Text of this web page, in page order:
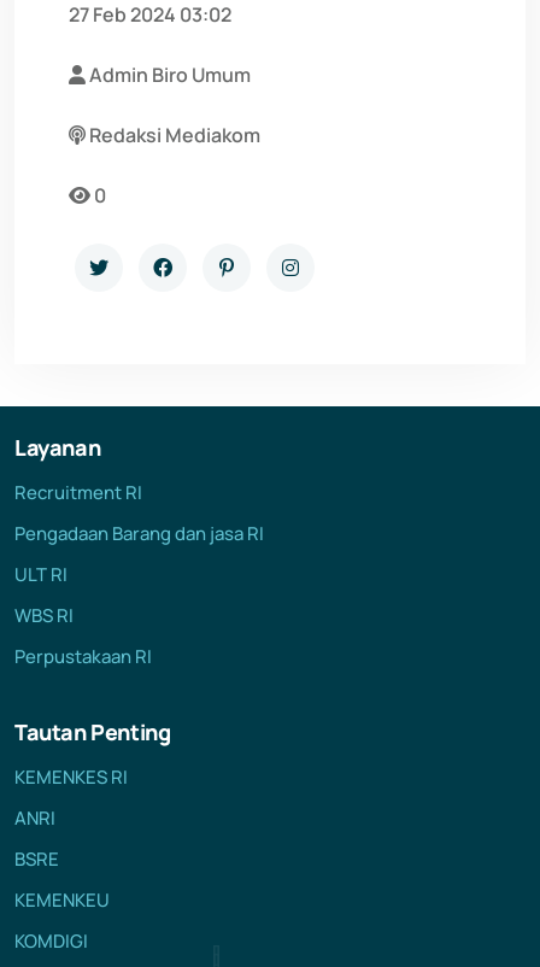
27 Feb 2024 03:02
Admin Biro Umum
Redaksi Mediakom
0
Layanan
Recruitment RI
Pengadaan Barang dan jasa RI
ULT RI
WBS RI
Perpustakaan RI
Tautan Penting
KEMENKES RI
ANRI
BSRE
KEMENKEU
KOMDIGI